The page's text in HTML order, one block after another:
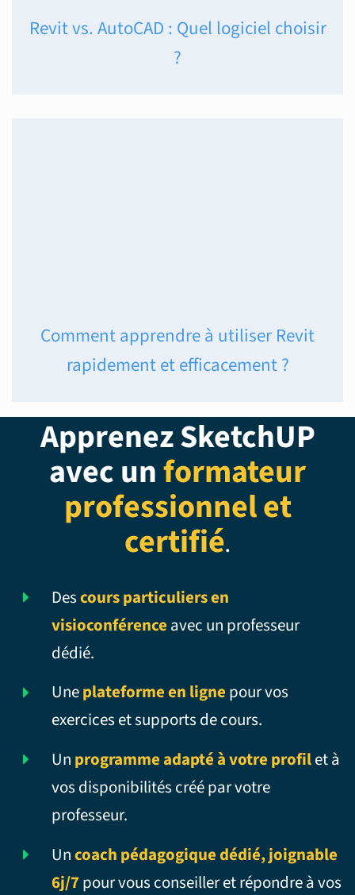
Revit vs. AutoCAD : Quel logiciel choisir
?
Comment apprendre à utiliser Revit
rapidement et efficacement ?
Apprenez SketchUP
avec unformateur
professionnel et
certifié.
Descours particuliers en
visioconférence avec un professeur
dédié.
Uneplateforme en ligne pour vos
exercices et supports de cours.
Un programme adapté à votre profilet à
vos disponibilités créé par votre
professeur.
Uncoach pédagogique dédié, joignable
6j/7pour vous conseiller et répondre à vos